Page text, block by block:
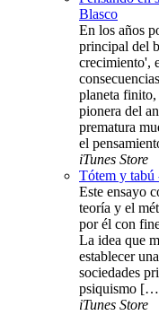
Blasco
En los años
principal del
crecimiento',
planeta
pionera del
prematura
el
iTunes Store
Tótem y tabú
Este ensayo
teoría y el
por él con
La idea que
establecer
sociedades
psiquismo
iTunes Store